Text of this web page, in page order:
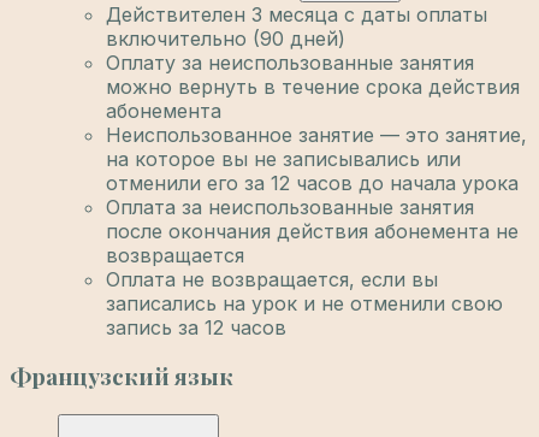
Действителен 3 месяца с даты оплаты
включительно (90 дней)
Оплату за неиспользованные занятия
можно вернуть в течение срока действия
абонемента
Неиспользованное занятие — это занятие,
на которое вы не записывались или
отменили его за 12 часов до начала урока
Оплата за неиспользованные занятия
после окончания действия абонемента не
возвращается
Оплата не возвращается, если вы
записались на урок и не отменили свою
запись за 12 часов
Французский язык